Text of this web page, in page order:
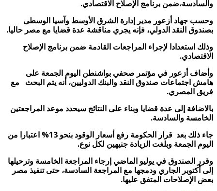
والسادسة،ضمن برنامج الإصلاح الاقتصادي.
وحسب جهاد أزعور مدير إدارة الشرق الأوسط وآسيا الوسطى
بصندوق النقد الدولي، فإنه يجري مناقشة عدة قضايا مع مصر حاليا.
وذلك استعدادا لإجراء المراجعات القادمة ضمن برنامج الإصلاح
الاقتصادي.
وأضاف أزعور في مؤتمر صحفي بواشنطن اليوم الجمعة على
هامش اجتماعات صندوق النقد والبنك الدوليين، أنه يتم البحث مع
فريق المصري.
بالاضافة إلى عدة قضايا وبناء على النتائج سيحدد موعد المراجعتين
الخامسة والسادسة.
جاء ذلك بعد قرار الحكومة رفع أسعار الوقود بنحو 13% اعتبارا من
اليوم الجمعة وبلغت الزيادة جنيهين لكل نوع.
وقرر الصندوق في يوليو الماضي إرجاء المراجعة الخامسة وترحيلها
إلى أكتوبر الجاري ودمجها مع المراجعة السادسة، حتى تنفيذ مصر
بعض الإصلاحات المتفق عليها.